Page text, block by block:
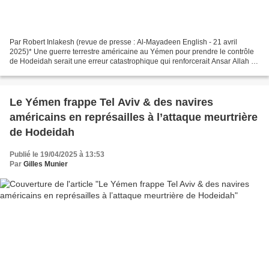
Par Robert Inlakesh (revue de presse : Al-Mayadeen English - 21 avril
2025)* Une guerre terrestre américaine au Yémen pour prendre le contrôle
de Hodeidah serait une erreur catastrophique qui renforcerait Ansar Allah et
Le Yémen frappe Tel Aviv & des navires
américains en représailles à l’attaque meurtrière
de Hodeidah
Publié le 19/04/2025 à 13:53
Par Gilles Munier